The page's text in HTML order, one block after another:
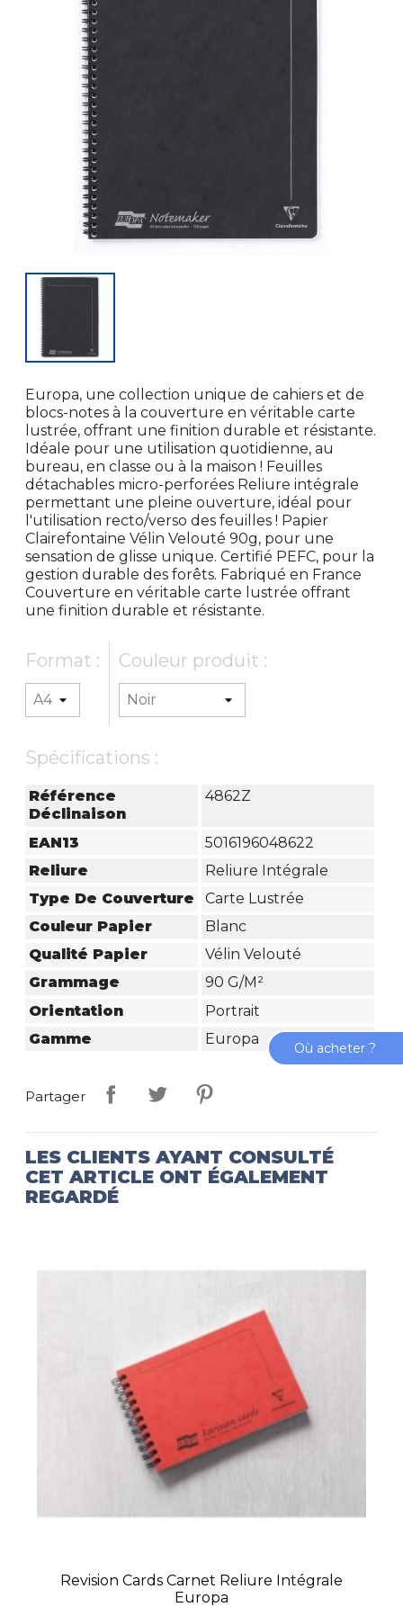
Europa, une collection unique de cahiers et de
blocs-notes à la couverture en véritable carte
lustrée, offrant une finition durable et résistante.
Idéale pour une utilisation quotidienne, au
bureau, en classe ou à la maison ! Feuilles
détachables micro-perforées Reliure intégrale
permettant une pleine ouverture, idéal pour
l'utilisation recto/verso des feuilles ! Papier
Clairefontaine Vélin Velouté 90g, pour une
sensation de glisse unique. Certifié PEFC, pour la
gestion durable des forêts. Fabriqué en France
Couverture en véritable carte lustrée offrant
une finition durable et résistante.
Format : Couleur produit :
Spécifications :
Référence
Déclinaison
4862Z
EAN13
5016196048622
Reliure
Reliure Intégrale
Type De Couverture
Carte Lustrée
Couleur Papier
Blanc
Qualité Papier
Vélin Velouté
Grammage
90 G/m²
Orientation
Portrait
Gamme
Europa
Partager
LES CLIENTS AYANT CONSULTÉ
CET ARTICLE ONT ÉGALEMENT
REGARDÉ
Revision Cards Carnet Reliure Intégrale
Europa
Où acheter ?